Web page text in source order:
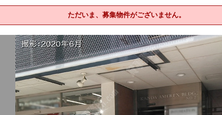
ただいま、募集物件がございません。